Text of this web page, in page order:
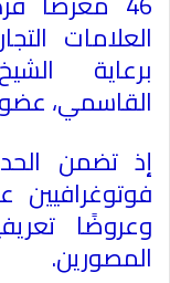
العلامات
برعاية
القاسمي، عضو
وعروضًا
المصورين.